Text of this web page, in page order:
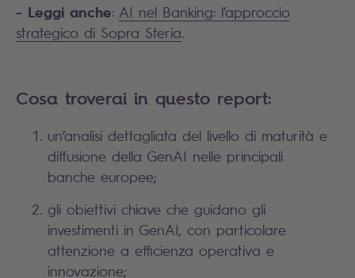
- Leggi anche: AI nel Banking: l’approccio
strategico di Sopra Steria.
Cosa troverai in questo report:
un’analisi dettagliata del livello di maturità e
diffusione della GenAI nelle principali
banche europee;
gli obiettivi chiave che guidano gli
investimenti in GenAI, con particolare
attenzione a efficienza operativa e
innovazione;